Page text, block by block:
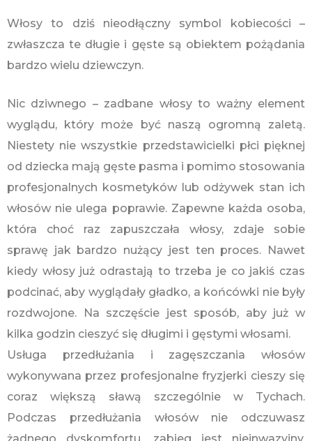
Włosy to dziś nieodłączny symbol kobiecości –
zwłaszcza te długie i gęste są obiektem pożądania
bardzo wielu dziewczyn.
Nic dziwnego – zadbane włosy to ważny element
wyglądu, który może być naszą ogromną zaletą.
Niestety nie wszystkie przedstawicielki płci pięknej
od dziecka mają gęste pasma i pomimo stosowania
profesjonalnych kosmetyków lub odżywek stan ich
włosów nie ulega poprawie. Zapewne każda osoba,
która choć raz zapuszczała włosy, zdaje sobie
sprawę jak bardzo nużący jest ten proces. Nawet
kiedy włosy już odrastają to trzeba je co jakiś czas
podcinać, aby wyglądały gładko, a końcówki nie były
rozdwojone. Na szczęście jest sposób, aby już w
kilka godzin cieszyć się długimi i gęstymi włosami.
Usługa przedłużania i zagęszczania włosów
wykonywana przez profesjonalne fryzjerki cieszy się
coraz większą sławą szczególnie w Tychach.
Podczas przedłużania włosów nie odczuwasz